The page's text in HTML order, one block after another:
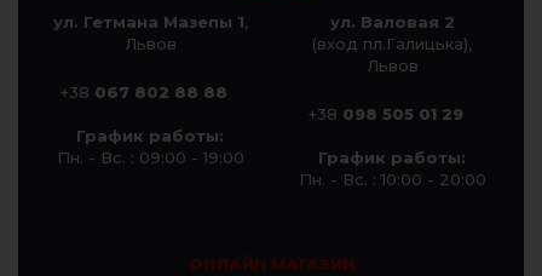
ул. Гетмана Мазепы 1,
Львов
+38 067 802 88 88
График работы:
Пн. - Вс. : 09:00 - 19:00
ул. Валовая 2
(вход пл.Галицька),
Львов
+38 098 505 01 29
График работы:
Пн. - Вс. : 10:00 - 20:00
ОНЛАЙН МАГАЗИН